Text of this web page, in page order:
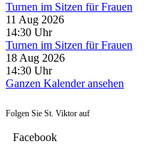
Turnen im Sitzen für Frauen
11 Aug 2026
14:30 Uhr
Turnen im Sitzen für Frauen
18 Aug 2026
14:30 Uhr
Ganzen Kalender ansehen
Folgen Sie St. Viktor auf
Facebook